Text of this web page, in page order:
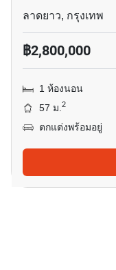
ลาดยาว, กรุงเทพ
฿2,800,000
1 ห้องนอน
57 ม.2
ตกแต่งพร้อมอยู่